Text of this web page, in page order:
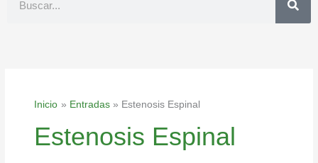
Inicio Entradas Estenosis Espinal
Estenosis Espinal